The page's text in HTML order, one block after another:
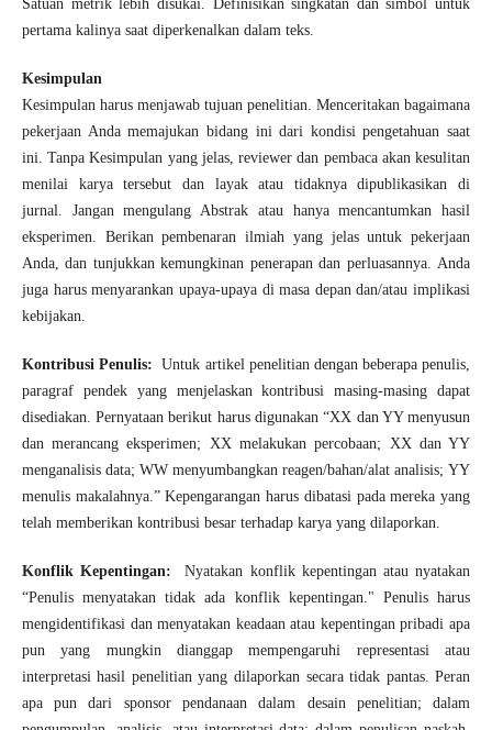
Satuan metrik lebih disukai. Definisikan singkatan dan simbol untuk
pertama kalinya saat diperkenalkan dalam teks.
Kesimpulan
Kesimpulan harus menjawab tujuan penelitian. Menceritakan bagaimana
pekerjaan Anda memajukan bidang ini dari kondisi pengetahuan saat
ini. Tanpa Kesimpulan yang jelas, reviewer dan pembaca akan kesulitan
menilai karya tersebut dan layak atau tidaknya dipublikasikan di
jurnal. Jangan mengulang Abstrak atau hanya mencantumkan hasil
eksperimen. Berikan pembenaran ilmiah yang jelas untuk pekerjaan
Anda, dan tunjukkan kemungkinan penerapan dan perluasannya. Anda
juga harus menyarankan upaya-upaya di masa depan dan/atau implikasi
kebijakan.
Kontribusi Penulis: Untuk artikel penelitian dengan beberapa penulis,
paragraf pendek yang menjelaskan kontribusi masing-masing dapat
disediakan. Pernyataan berikut harus digunakan “XX dan YY menyusun
dan merancang eksperimen; XX melakukan percobaan; XX dan YY
menganalisis data; WW menyumbangkan reagen/bahan/alat analisis; YY
menulis makalahnya.” Kepengarangan harus dibatasi pada mereka yang
telah memberikan kontribusi besar terhadap karya yang dilaporkan.
Konflik Kepentingan: Nyatakan konflik kepentingan atau nyatakan
“Penulis menyatakan tidak ada konflik kepentingan." Penulis harus
mengidentifikasi dan menyatakan keadaan atau kepentingan pribadi apa
pun yang mungkin dianggap mempengaruhi representasi atau
interpretasi hasil penelitian yang dilaporkan secara tidak pantas. Peran
apa pun dari sponsor pendanaan dalam desain penelitian; dalam